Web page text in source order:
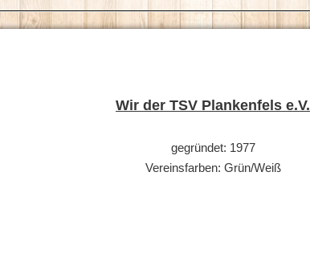
Wir der TSV Plankenfels e.V.
gegründet: 1977
Vereinsfarben: Grün/Weiß